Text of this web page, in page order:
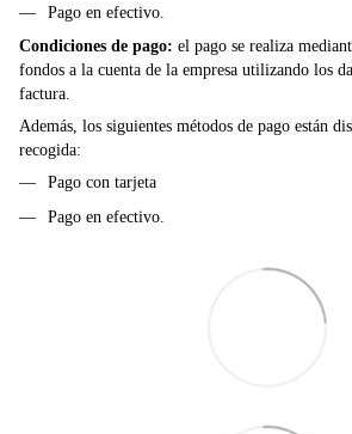
Pago en efectivo.
Condiciones de pago: el pago se realiza
fondos a la cuenta de la empresa utilizando los
factura.
Además, los siguientes métodos de pago están
recogida:
Pago con tarjeta
Pago en efectivo.